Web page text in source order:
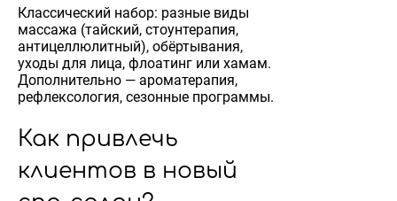
Классический набор: разные виды
массажа (тайский, стоунтерапия,
антицеллюлитный), обёртывания,
уходы для лица, флоатинг или хамам.
Дополнительно — ароматерапия,
рефлексология, сезонные программы.
Как привлечь
клиентов в новый